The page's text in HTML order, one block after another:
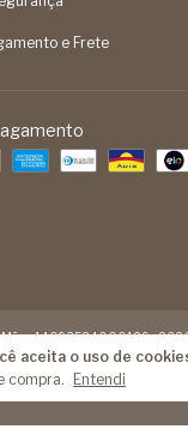
aceita o uso de
compra.
Entendi
e Frete
- 14093524000189 - 2026.